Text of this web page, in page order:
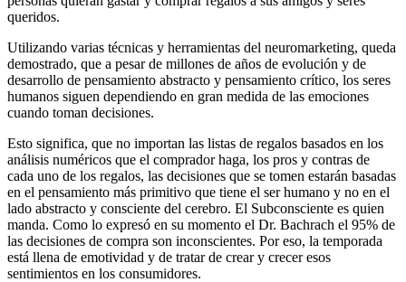
queridos.
Utilizando varias técnicas y herramientas del neuromarketing, queda
demostrado, que a pesar de millones de años de evolución y de
desarrollo de pensamiento abstracto y pensamiento crítico, los seres
humanos siguen dependiendo en gran medida de las emociones
cuando toman decisiones.
Esto significa, que no importan las listas de regalos basados en los
análisis numéricos que el comprador haga, los pros y contras de
cada uno de los regalos, las decisiones que se tomen estarán basadas
en el pensamiento más primitivo que tiene el ser humano y no en el
lado abstracto y consciente del cerebro. El Subconsciente es quien
manda. Como lo expresó en su momento el Dr. Bachrach el 95% de
las decisiones de compra son inconscientes. Por eso, la temporada
está llena de emotividad y de tratar de crear y crecer esos
sentimientos en los consumidores.